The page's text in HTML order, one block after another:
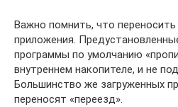
Важно помнить, что
приложения.
программы по умолчанию
внутреннем накопителе, и не
Большинство же загруженных
переносят «переезд».